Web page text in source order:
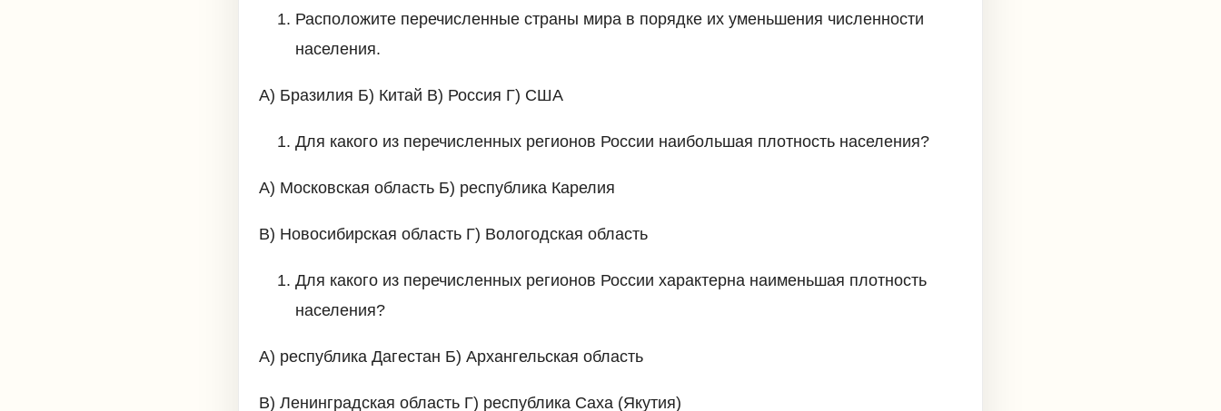
Расположите перечисленные страны мира в порядке их уменьшения численности
населения.
А) Бразилия Б) Китай В) Россия Г) США
Для какого из перечисленных регионов России наибольшая плотность населения?
А) Московская область Б) республика Карелия
В) Новосибирская область Г) Вологодская область
Для какого из перечисленных регионов России характерна наименьшая плотность
населения?
А) республика Дагестан Б) Архангельская область
В) Ленинградская область Г) республика Саха (Якутия)